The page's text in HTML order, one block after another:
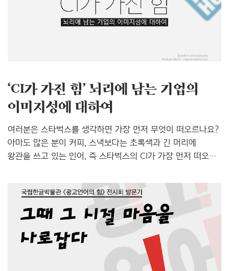
팟타이’ 향채로 쌈도 싸먹는 입맛의 소유자로 거부감도 제로
퍼센트! 대신 매운 음식을 잘 못 먹어서 똠얌꿍은 아직
‘CI가 가진 힘’ 뇌리에 남는 기업의
이미지성에 대하여
여러분은 스타벅스를 생각하면 가장 먼저 무엇이 떠오르나요?
아마도 많은 분이 커피, 스낵보다는 초록색과 긴 머리에
왕관을 쓰고 있는 인어, 즉 스타벅스의 CI가 가장 먼저 떠오를
제품보다는 기업의 CI를 가장 먼저 떠올리게 됩니다.
소비자들은 회사나 제품을 글자가 아닌 하나의 이미지로
인식하기 때문이지요. 그래서 CI는 ‘회사의 얼굴’이라고
불리며 중요한 역할을 해요. 앞에서 언급한 스타벅스도 사실
처음부터 대중에게 사랑받는 커피숍은 아니었습니다. 신화
속에 등장하는 인어, 사이렌의 모습을 본 따 만든 스타벅스의
CI는 처음 선보였을 때 굉장히 많은 논란에 휩싸였다고 해요.